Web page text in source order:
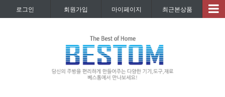
로그인 회원가입 마이페이지 최근본상품